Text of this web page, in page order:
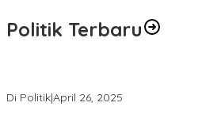
Politik Terbaru
Di Politik|April 26, 2025